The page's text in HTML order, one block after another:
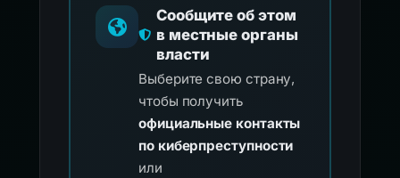
Сообщите об этом
в местные органы
власти
Выберите свою страну,
чтобы получить
официальные контакты
по киберпреступности
или